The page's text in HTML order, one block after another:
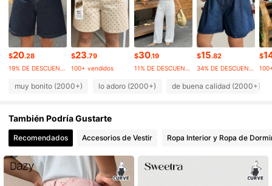
4.79 400K Seguidores
4.79 400K Seguidores
4.79 400K Seguidores
4.79 400K Seguidores
400K Seguidores
$20.28
19% DE DESCUENTO
$23.79
100+ vendidos
$30.19
11% DE DESCUENTO
$15.82
34% DE DESCUENTO
$
muy bonito (2000+) lo adoro (2000+) de buena calidad (2000+)
También Podría Gustarte
Recomendados Accesorios de Vestir Ropa Interior y Ropa de